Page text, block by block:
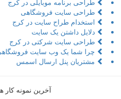
طراحی برنامه موبایلی در کرج
طراحی سایت فروشگاهی
استخدام طراح سایت در کرج
دلایل داشتن یک سایت
طراحی سایت شرکتی در کرج
چرا شما یک وب سایت فروشگاهی
مشتریان پنل ارسال اسمس
آخرین نمونه